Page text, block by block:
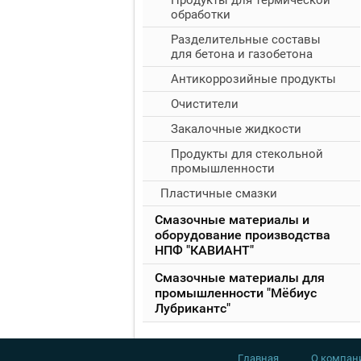
обработки
Разделительные составы
для бетона и газобетона
Антикоррозийные продукты
Очистители
Закалочные жидкости
Продукты для стекольной
промышленности
Пластичные смазки
Смазочные материалы и
оборудование производства
НПФ "КАВИАНТ"
Смазочные материалы для
промышленности "Мёбиус
Лубрикантс"
Главная О